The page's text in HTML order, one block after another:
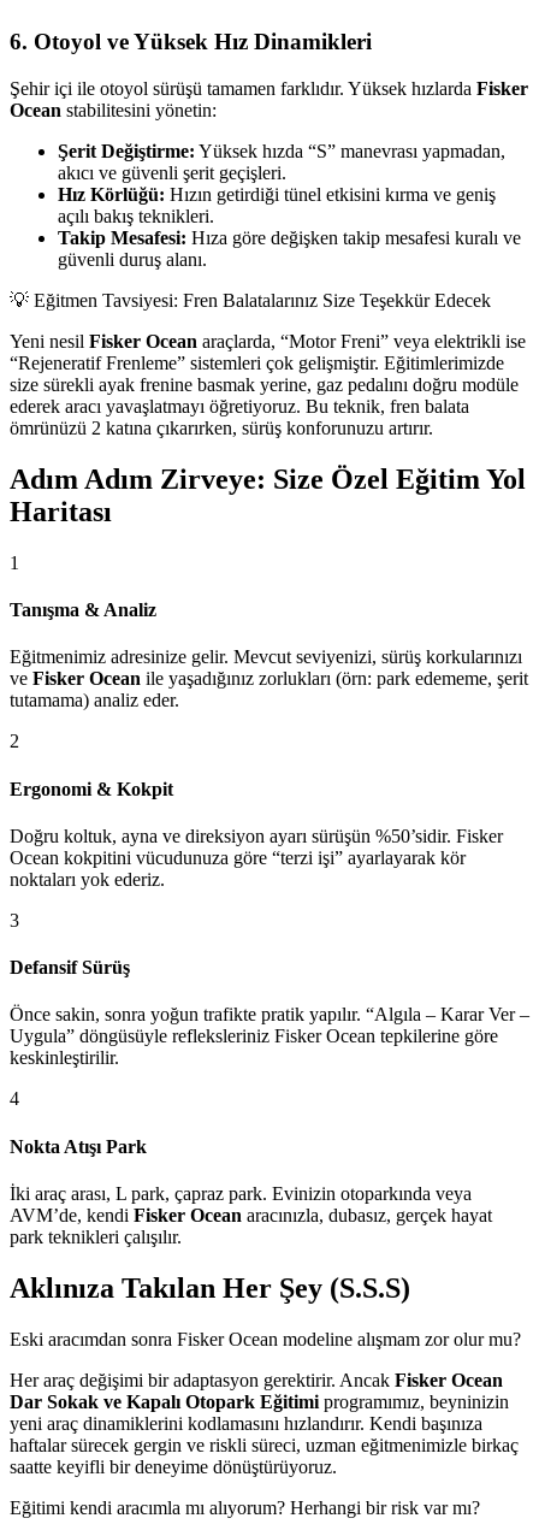
6. Otoyol ve Yüksek Hız Dinamikleri
Şehir içi ile otoyol sürüşü tamamen farklıdır. Yüksek hızlarda Fisker
Ocean stabilitesini yönetin:
Şerit Değiştirme: Yüksek hızda “S” manevrası yapmadan,
akıcı ve güvenli şerit geçişleri.
Hız Körlüğü: Hızın getirdiği tünel etkisini kırma ve geniş
açılı bakış teknikleri.
Takip Mesafesi: Hıza göre değişken takip mesafesi kuralı ve
güvenli duruş alanı.
💡 Eğitmen Tavsiyesi: Fren Balatalarınız Size Teşekkür Edecek
Yeni nesil Fisker Ocean araçlarda, “Motor Freni” veya elektrikli ise
“Rejeneratif Frenleme” sistemleri çok gelişmiştir. Eğitimlerimizde
size sürekli ayak frenine basmak yerine, gaz pedalını doğru modüle
ederek aracı yavaşlatmayı öğretiyoruz. Bu teknik, fren balata
ömrünüzü 2 katına çıkarırken, sürüş konforunuzu artırır.
Adım Adım Zirveye: Size Özel Eğitim Yol
Haritası
1
Tanışma & Analiz
Eğitmenimiz adresinize gelir. Mevcut seviyenizi, sürüş korkularınızı
ve Fisker Ocean ile yaşadığınız zorlukları (örn: park edememe, şerit
tutamama) analiz eder.
2
Ergonomi & Kokpit
Doğru koltuk, ayna ve direksiyon ayarı sürüşün %50’sidir. Fisker
Ocean kokpitini vücudunuza göre “terzi işi” ayarlayarak kör
noktaları yok ederiz.
3
Defansif Sürüş
Önce sakin, sonra yoğun trafikte pratik yapılır. “Algıla – Karar Ver –
Uygula” döngüsüyle refleksleriniz Fisker Ocean tepkilerine göre
keskinleştirilir.
4
Nokta Atışı Park
İki araç arası, L park, çapraz park. Evinizin otoparkında veya
AVM’de, kendi Fisker Ocean aracınızla, dubasız, gerçek hayat
park teknikleri çalışılır.
Aklınıza Takılan Her Şey (S.S.S)
Eski aracımdan sonra Fisker Ocean modeline alışmam zor olur mu?
Her araç değişimi bir adaptasyon gerektirir. Ancak Fisker Ocean
Dar Sokak ve Kapalı Otopark Eğitimi programımız, beyninizin
yeni araç dinamiklerini kodlamasını hızlandırır. Kendi başınıza
haftalar sürecek gergin ve riskli süreci, uzman eğitmenimizle birkaç
saatte keyifli bir deneyime dönüştürüyoruz.
Eğitimi kendi aracımla mı alıyorum? Herhangi bir risk var mı?